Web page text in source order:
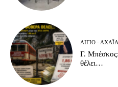
ΑΊΓΙΟ - ΑΧΑΪ́Α
Γ.
θέλει…